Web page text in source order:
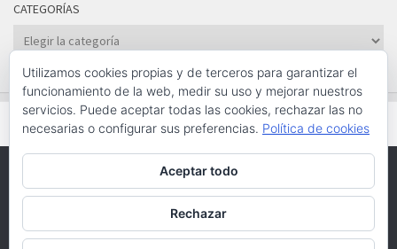
CATEGORÍAS
Categorías
- Diseñado con el
Utilizamos cookies propias y de terceros para garantizar el
funcionamiento de la web, medir su uso y mejorar nuestros
servicios. Puede aceptar todas las cookies, rechazar las no
necesarias o configurar sus preferencias. Política de cookies
Aceptar todo
Rechazar